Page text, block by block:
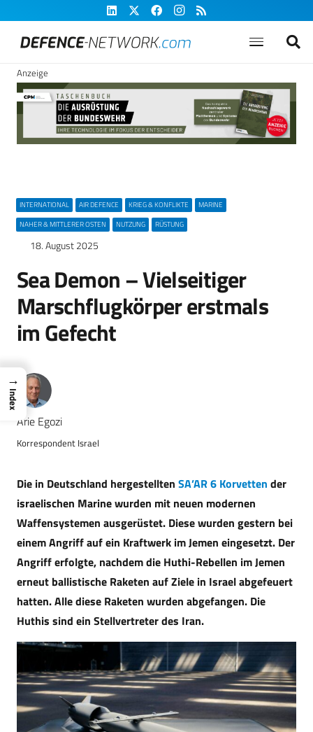
Anzeige
INTERNATIONAL AIR DEFENCE KRIEG & KONFLIKTE
MARINE
NAHER & MITTLERER OSTEN
NUTZUNG RÜSTUNG
18. August 2025
Sea Demon – Vielseitiger
Marschflugkörper erstmals
im Gefecht
Arie Egozi
Korrespondent Israel
Die in Deutschland hergestellten SA’AR 6 Korvetten der
israelischen Marine wurden mit neuen modernen
Waffensystemen ausgerüstet. Diese wurden gestern bei
einem Angriff auf ein Kraftwerk im Jemen eingesetzt. Der
Angriff erfolgte, nachdem die Huthi-Rebellen im Jemen
erneut ballistische Raketen auf Ziele in Israel abgefeuert
hatten. Alle diese Raketen wurden abgefangen. Die
Huthis sind ein Stellvertreter des Iran.
→
Index